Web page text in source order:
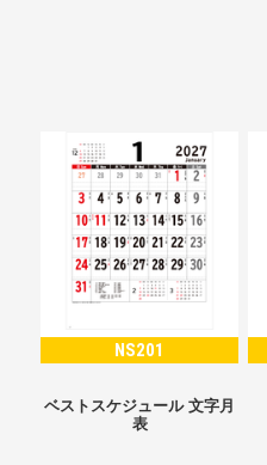
NS201
ベストスケジュール 文字月
表